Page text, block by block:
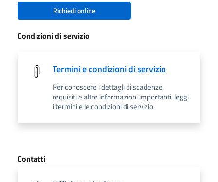
Richiedi online
Condizioni di servizio
Termini e condizioni di servizio
Per conoscere i dettagli di scadenze,
requisiti e altre informazioni importanti, leggi
i termini e le condizioni di servizio.
Contatti